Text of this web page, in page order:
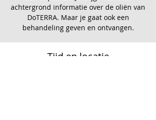
achtergrond informatie over de oliën van
DoTERRA. Maar je gaat ook een
behandeling geven en ontvangen.
Tijd en locatie